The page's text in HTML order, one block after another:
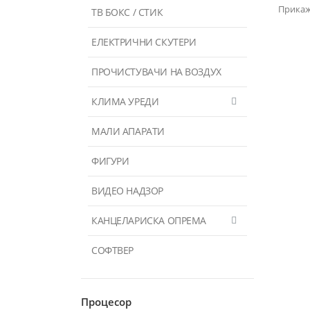
ТВ БОКС / СТИК
ЕЛЕКТРИЧНИ СКУТЕРИ
ПРОЧИСТУВАЧИ НА ВОЗДУХ
КЛИМА УРЕДИ
МАЛИ АПАРАТИ
ФИГУРИ
ВИДЕО НАДЗОР
КАНЦЕЛАРИСКА ОПРЕМА
СОФТВЕР
Процесор